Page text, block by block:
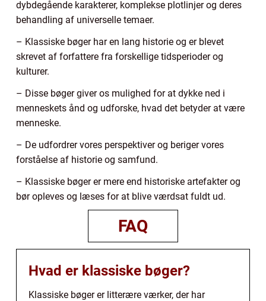
dybdegående karakterer, komplekse plotlinjer og deres
behandling af universelle temaer.
– Klassiske bøger har en lang historie og er blevet
skrevet af forfattere fra forskellige tidsperioder og
kulturer.
– Disse bøger giver os mulighed for at dykke ned i
menneskets ånd og udforske, hvad det betyder at være
menneske.
– De udfordrer vores perspektiver og beriger vores
forståelse af historie og samfund.
– Klassiske bøger er mere end historiske artefakter og
bør opleves og læses for at blive værdsat fuldt ud.
FAQ
Hvad er klassiske bøger?
Klassiske bøger er litterære værker, der har